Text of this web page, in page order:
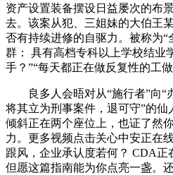
资产设置装备摆设日益屡次的布
去。该案从犯、三姐妹的大伯王
否有持续进修的自驱力。被称为“
群： 具有高档专科以上学校结业
手？”“每天都正在做反复性的工做
良多人会晤对从“施行者”向“
将其立为刑事案件，退可守”的
倾斜正在两个座位上，也证了然
力。更多视频点击关心中安正在
跟风，企业承认度若何？ CDA正
但愿这篇指南能为你点亮一盏。